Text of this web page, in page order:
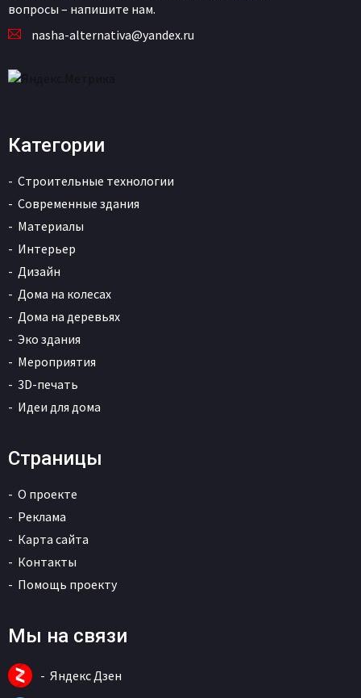
вопросы – напишите нам.
nasha-alternativa@yandex.ru
Категории
Строительные технологии
Современные здания
Материалы
Интерьер
Дизайн
Дома на колесах
Дома на деревьях
Эко здания
Мероприятия
3D-печать
Идеи для дома
Страницы
О проекте
Реклама
Карта сайта
Контакты
Помощь проекту
Мы на связи
Яндекс Дзен